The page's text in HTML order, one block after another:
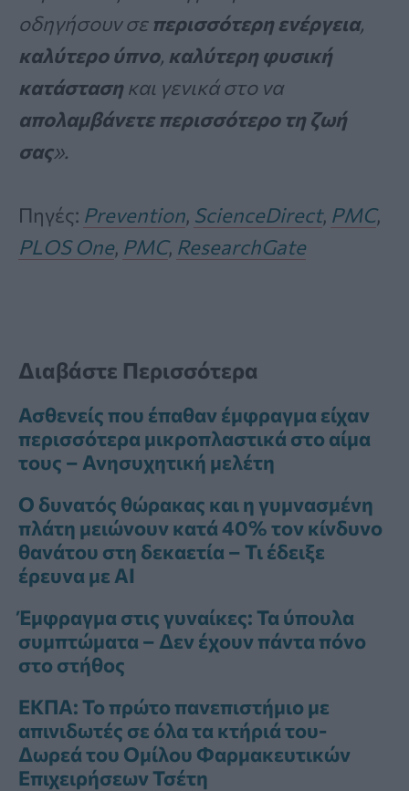
οδηγήσουν σε περισσότερη ενέργεια,
καλύτερο ύπνο, καλύτερη φυσική
κατάστασηκαι γενικά στο να
απολαμβάνετε περισσότερο τη ζωή
σας».
Πηγές: Prevention, ScienceDirect, PMC,
PLOS One, PMC, ResearchGate
Διαβάστε Περισσότερα
Ασθενείς που έπαθαν έμφραγμα είχαν
περισσότερα μικροπλαστικά στο αίμα
τους – Ανησυχητική μελέτη
Ο δυνατός θώρακας και η γυμνασμένη
πλάτη μειώνουν κατά 40% τον κίνδυνο
θανάτου στη δεκαετία – Τι έδειξε
έρευνα με ΑΙ
Έμφραγμα στις γυναίκες: Τα ύπουλα
συμπτώματα – Δεν έχουν πάντα πόνο
στο στήθος
ΕΚΠΑ: Το πρώτο πανεπιστήμιο με
απινιδωτές σε όλα τα κτήριά του-
Δωρεά του Ομίλου Φαρμακευτικών
Επιχειρήσεων Τσέτη